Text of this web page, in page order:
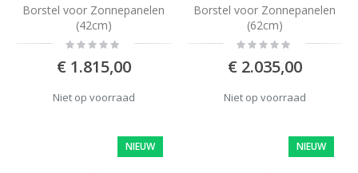
Borstel voor Zonnepanelen
(42cm)
Rating:
0%
€ 1.815,00
Niet op voorraad
Borstel voor Zonnepanelen
(62cm)
Rating:
0%
€ 2.035,00
Niet op voorraad
NIEUW NIEUW